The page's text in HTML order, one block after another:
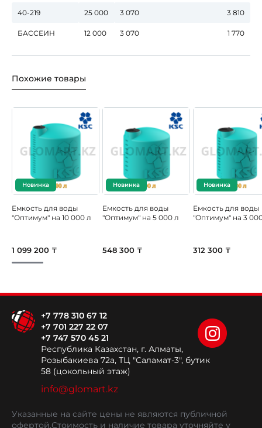
40-219 25 000 3 070 3 810
БАССЕИН 12 000 3 070 1 770
Похожие товары
Новинка
Емкость для воды
"Оптимум" на 10 000 л
1 099 200 ₸
Новинка
Емкость для воды
"Оптимум" на 5 000 л
548 300 ₸
Новинка
Емкость для воды
"Оптимум" на 3
312 300 ₸
+7 778 310 67 12
+7 701 227 22 07
+7 747 570 45 21
Республика Казахстан, г. Алматы,
Розыбакиева 72а, ТЦ "Саламат-3", бутик
58 (цокольный этаж)
info@glomart.kz
Указанные на сайте цены не являются публичной
офертой.Стоимость и наличие товара уточняйте у